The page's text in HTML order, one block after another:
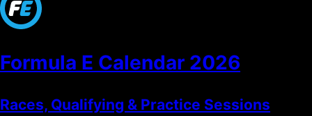
Formula E Calendar 2026
Races, Qualifying & Practice Sessions